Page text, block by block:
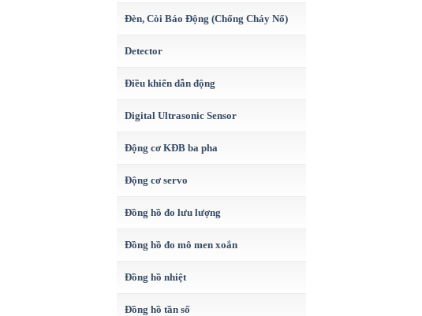
Đèn, Còi Báo Động (Chống Cháy Nổ)
Detector
Điều khiển dẫn động
Digital Ultrasonic Sensor
Động cơ KĐB ba pha
Động cơ servo
Đồng hồ đo lưu lượng
Đồng hồ đo mô men xoắn
Đồng hồ nhiệt
Đồng hồ tần số